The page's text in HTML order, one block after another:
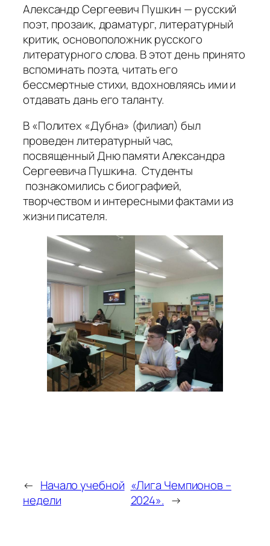
Александр Сергеевич Пушкин — русский
поэт, прозаик, драматург, литературный
критик, основоположник русского
литературного слова. В этот день принято
вспоминать поэта, читать его
бессмертные стихи, вдохновляясь ими и
отдавать дань его таланту.
В «Политех «Дубна» (филиал) был
проведен литературный час,
посвященный Дню памяти Александра
Сергеевича Пушкина. Студенты
познакомились с биографией,
творчеством и интересными фактами из
жизни писателя.
← Начало учебной
недели
«Лига Чемпионов –
2024». →